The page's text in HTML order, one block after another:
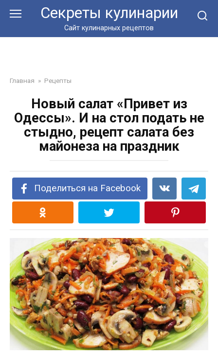
Секреты кулинарии
Сайт кулинарных рецептов
Главная » Рецепты
Новый салат «Привет из
Одессы». И на стол подать не
стыдно, рецепт салата без
майонеза на праздник
Поделиться на Facebook